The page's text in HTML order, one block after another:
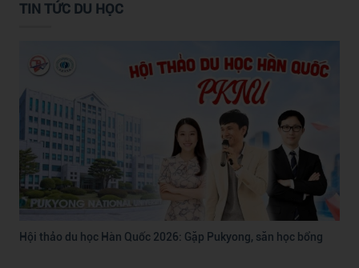
TIN TỨC DU HỌC
Hội thảo du học Hàn Quốc 2026: Gặp Pukyong, săn học bổng